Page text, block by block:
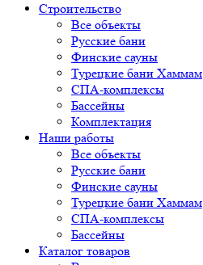
Строительство
Все объекты
Русские бани
Финские сауны
Турецкие бани Хаммам
СПА-комплексы
Бассейны
Комплектация
Наши работы
Все объекты
Русские бани
Финские сауны
Турецкие бани Хаммам
СПА-комплексы
Бассейны
Каталог товаров